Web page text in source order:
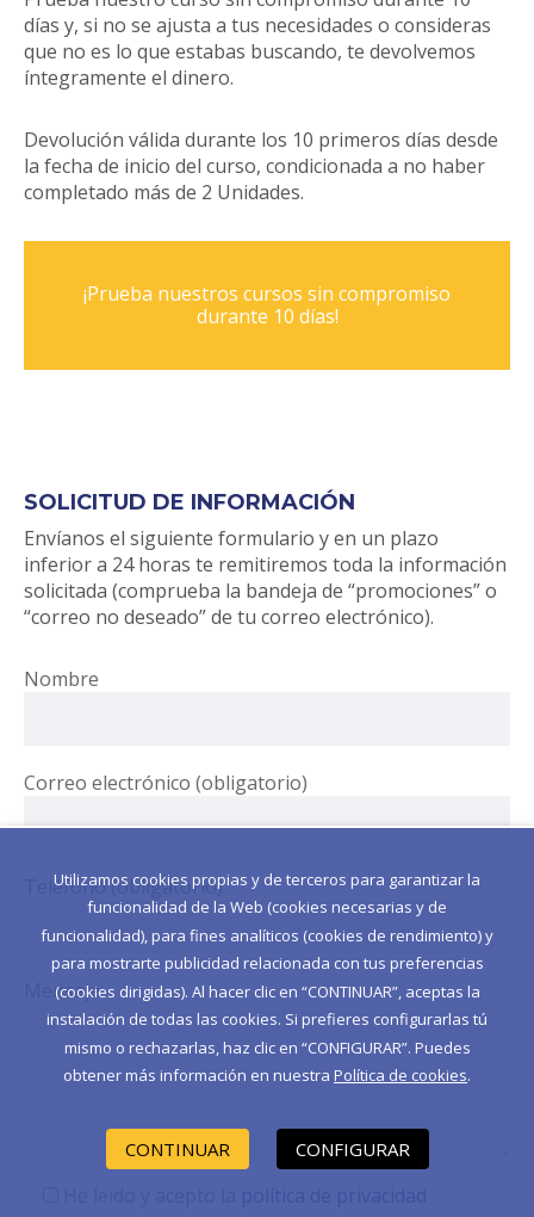
días y, si no se ajusta a tus necesidades o consideras
que no es lo que estabas buscando, te devolvemos
íntegramente el dinero.
Devolución válida durante los 10 primeros días desde
la fecha de inicio del curso, condicionada a no haber
completado más de 2 Unidades.
¡Prueba nuestros cursos sin compromiso
durante 10 días!
SOLICITUD DE INFORMACIÓN
Envíanos el siguiente formulario y en un plazo
inferior a 24 horas te remitiremos toda la información
solicitada (comprueba la bandeja de “promociones” o
“correo no deseado” de tu correo electrónico).
Nombre
Correo electrónico (obligatorio)
Teléfono (obligatorio)
Mensaje
Utilizamos cookies propias y de terceros para garantizar la
funcionalidad de la Web (cookies necesarias y de
funcionalidad), para fines analíticos (cookies de rendimiento) y
para mostrarte publicidad relacionada con tus preferencias
(cookies dirigidas). Al hacer clic en “CONTINUAR”, aceptas la
instalación de todas las cookies. Si prefieres configurarlas tú
mismo o rechazarlas, haz clic en “CONFIGURAR”. Puedes
obtener más información en nuestra Política de cookies.
CONTINUAR CONFIGURAR